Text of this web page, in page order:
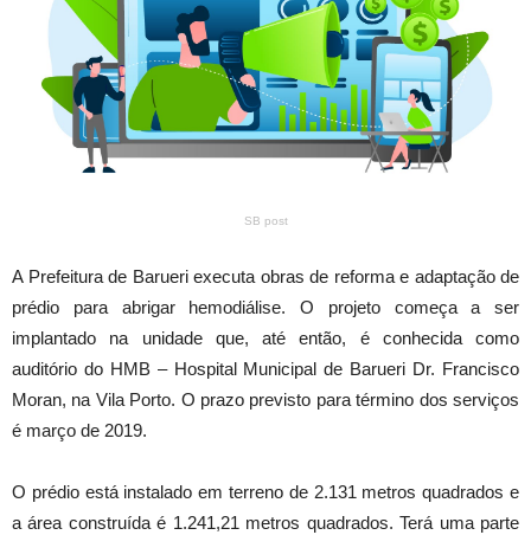
SB post
A Prefeitura de Barueri executa obras de reforma e adaptação de
prédio para abrigar hemodiálise. O projeto começa a ser
implantado na unidade que, até então, é conhecida como
auditório do HMB – Hospital Municipal de Barueri Dr. Francisco
Moran, na Vila Porto. O prazo previsto para término dos serviços
é março de 2019.
O prédio está instalado em terreno de 2.131 metros quadrados e
a área construída é 1.241,21 metros quadrados. Terá uma parte